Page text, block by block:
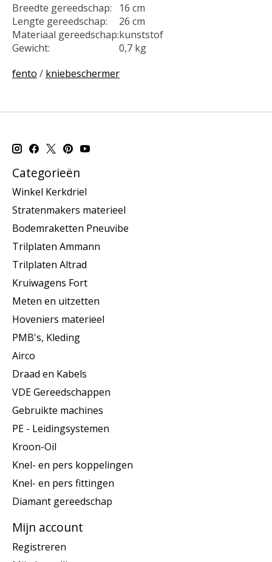
Breedte gereedschap:
16 cm
Lengte gereedschap:
26 cm
Materiaal gereedschap:kunststof
Gewicht:
0,7 kg
fento / kniebeschermer
Categorieën
Winkel Kerkdriel
Stratenmakers materieel
Bodemraketten Pneuvibe
Trilplaten Ammann
Trilplaten Altrad
Kruiwagens Fort
Meten en uitzetten
Hoveniers materieel
PMB's, Kleding
Airco
Draad en Kabels
VDE Gereedschappen
Gebruikte machines
PE - Leidingsystemen
Kroon-Oil
Knel- en pers koppelingen
Knel- en pers fittingen
Diamant gereedschap
Mijn account
Registreren